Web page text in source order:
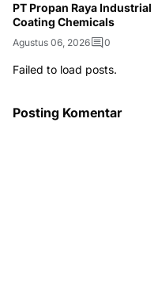
PT Propan Raya Industrial
Coating Chemicals
Agustus 06, 2026 0
Failed to load posts.
Posting Komentar